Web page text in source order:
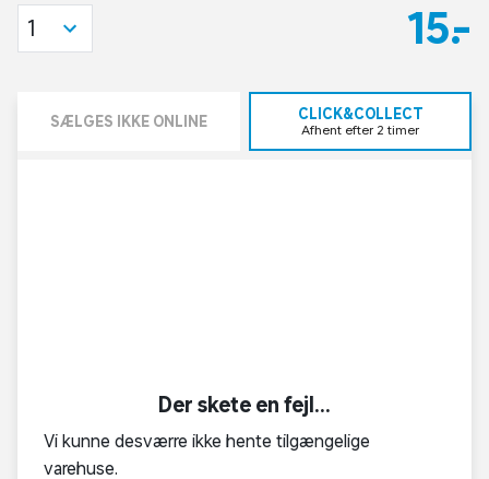
15,-
1
SÆLGES IKKE ONLINE CLICK&COLLECT
Afhent efter 2 timer
Der skete en fejl...
Vi kunne desværre ikke hente tilgængelige
varehuse.